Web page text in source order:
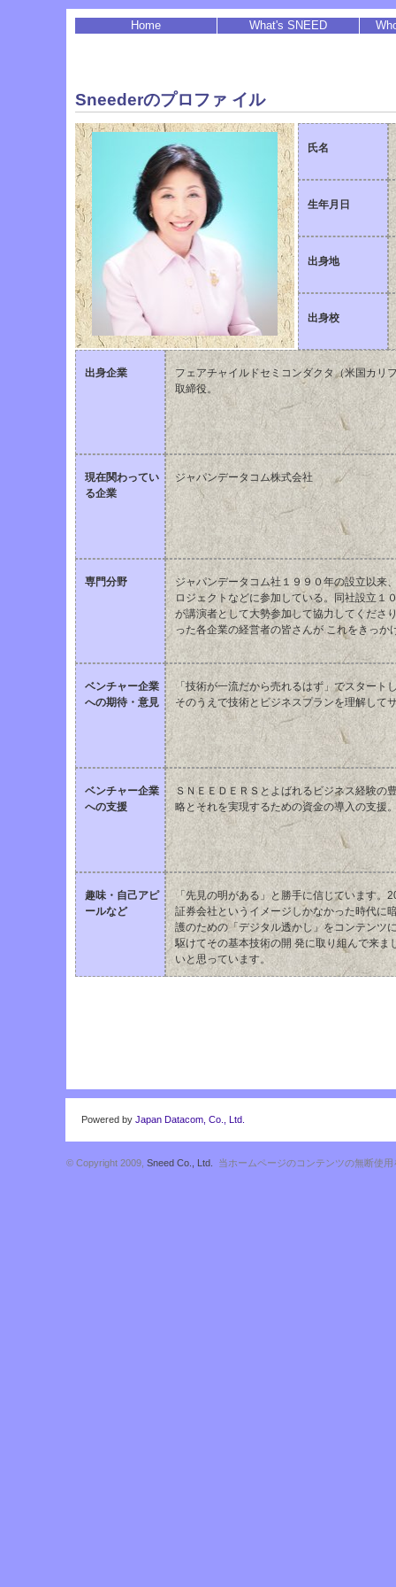
Home What's SNEED
Sneederのプロファ イル
氏名
生年月日
出身地
出身校
出身企業
フェアチャイルドセミコンダクタ（米国カリ
取締役。
現在関わってい
る企業
ジャパンデータコム株式会社
専門分野
ジャパンデータコム社１９９０年の設立以来
ロジェクトなどに参加している。同社設立１
が講演者として大勢参加して協力してくださ
った各企業の経営者の皆さんが これをきっ
ベンチャー企業
への期待・意見
「技術が一流だから売れるはず」でスタート
そのうえで技術とビジネスプランを理解して
ベンチャー企業
への支援
ＳＮＥＥＤＥＲＳとよばれるビジネス経験の
略とそれを実現するための資金の導入の支援
趣味・自己アピ
ールなど
「先見の明がある」と勝手に信じています。
証券会社というイメージしかなかった時代に
護のための「デジタル透かし」をコンテンツ
駆けてその基本技術の開 発に取り組んで来
いと思っています。
Powered by Japan Datacom, Co., Ltd.
© Copyright 2009, Sneed Co., Ltd. 当ホームページのコンテンツの無断使